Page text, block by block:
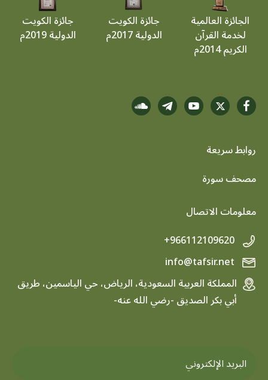
الجائزة العالمية
لخدمة القرآن
الكريم 2014م
جائزة الكويت
الدولية 2017م
جائزة الكويت
الدولية 2019م
روابط سريعة
footer menu
مصحف سورة
معلومات الاتصال
+966112109620
المملكة العربية السعودية، الرياض، حي الياسمين، طريق
أبي بكر الصديق -رضي الله عنه-